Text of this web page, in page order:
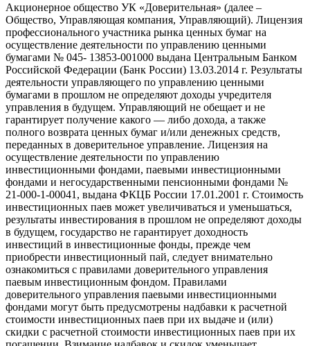
Акционерное общество УК «Доверительная» (далее –
Общество, Управляющая компания, Управляющий). Лицензия
профессионального участника рынка ценных бумаг на
осуществление деятельности по управлению ценными
бумагами № 045- 13853-001000 выдана Центральным Банком
Российской Федерации (Банк России) 13.03.2014 г. Результаты
деятельности управляющего по управлению ценными
бумагами в прошлом не определяют доходы учредителя
управления в будущем. Управляющий не обещает и не
гарантирует получение какого — либо дохода, а также
полного возврата ценных бумаг и/или денежных средств,
переданных в доверительное управление. Лицензия на
осуществление деятельности по управлению
инвестиционными фондами, паевыми инвестиционными
фондами и негосударственными пенсионными фондами №
21-000-1-00041, выдана ФКЦБ России 17.01.2001 г. Стоимость
инвестиционных паев может увеличиваться и уменьшаться,
результаты инвестирования в прошлом не определяют доходы
в будущем, государство не гарантирует доходность
инвестиций в инвестиционные фонды, прежде чем
приобрести инвестиционный пай, следует внимательно
ознакомиться с правилами доверительного управления
паевым инвестиционным фондом. Правилами
доверительного управления паевыми инвестиционными
фондами могут быть предусмотрены надбавки к расчетной
стоимости инвестиционных паев при их выдаче и (или)
скидки с расчетной стоимости инвестиционных паев при их